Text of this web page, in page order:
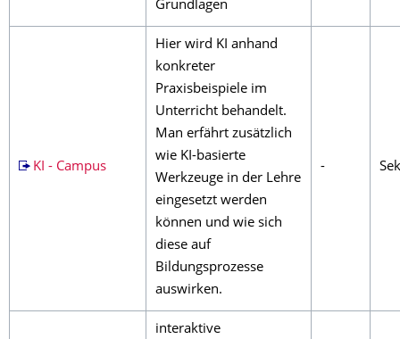
Grundlagen
KI - Campus
Hier wird KI anhand
konkreter
Praxisbeispiele im
Unterricht behandelt.
Man erfährt zusätzlich
wie KI-basierte
Werkzeuge in der Lehre
eingesetzt werden
können und wie sich
diese auf
Bildungsprozesse
auswirken.
-
interaktive